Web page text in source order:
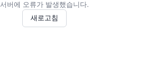
서버에 오류가 발생했습니다.
새로고침